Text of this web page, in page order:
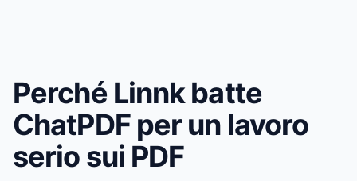
Perché Linnk batte
ChatPDF per un lavoro
serio sui PDF